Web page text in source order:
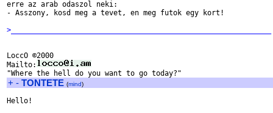
erre az arab odaszol neki:
- Asszony, kosd meg a tevet, en meg futok egy kort!
>_____________________________________________________________
LoccO ©2000
Mailto:
+ - TONTETE (mind)
Hello!